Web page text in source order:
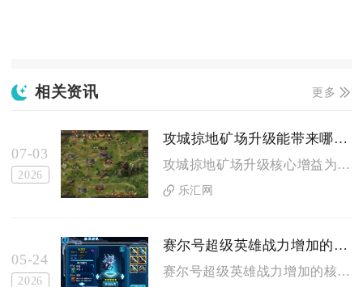
相关资讯 更多
07-03
2026
攻城掠地矿场升级能带来哪些增益和优势
攻城掠地矿场升级核心增益为大幅提升镔铁产量、解锁宝石稳定产出...
乐汇网
05-24
2026
赛尔号超级英雄战力增加的方式有哪些
赛尔号超级英雄战力增加的核心方式有精灵养成、装备强化、天命羁...